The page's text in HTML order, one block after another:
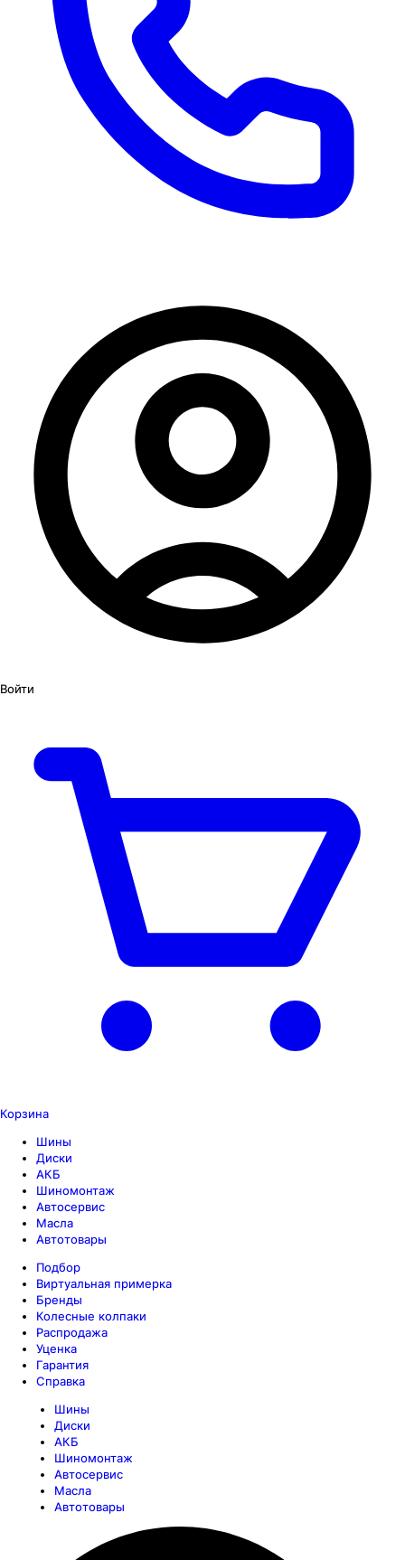
Войти
Корзина
Шины
Диски
АКБ
Шиномонтаж
Автосервис
Масла
Автотовары
Подбор
Виртуальная примерка
Бренды
Колесные колпаки
Распродажа
Уценка
Гарантия
Справка
Шины
Диски
АКБ
Шиномонтаж
Автосервис
Масла
Автотовары